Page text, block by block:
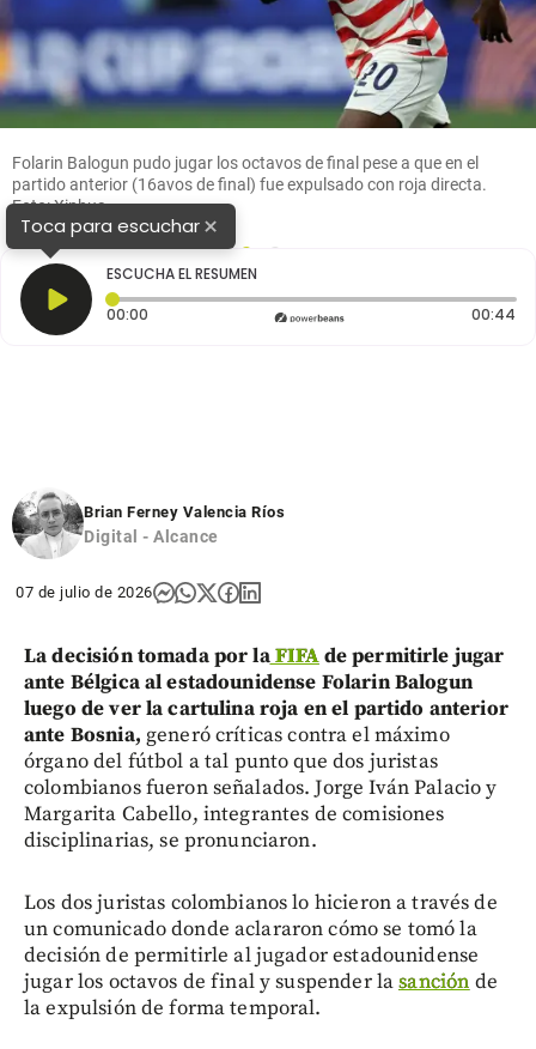
Folarin Balogun pudo jugar los octavos de final pese a que en el
partido anterior (16avos de final) fue expulsado con roja directa.
Foto: Xinhua
Toca para escuchar×
ESCUCHA EL RESUMEN
00:00 Tiempo transcurrido: 0 segundos 00:44
Brian Ferney Valencia Ríos
Digital - Alcance
07 de julio de 2026
La decisión tomada por laFIFAde permitirle jugar
ante Bélgica al estadounidense Folarin Balogun
luego de ver la cartulina roja en el partido anterior
ante Bosnia, generó críticas contra el máximo
órgano del fútbol a tal punto que dos juristas
colombianos fueron señalados. Jorge Iván Palacio y
Margarita Cabello, integrantes de comisiones
disciplinarias, se pronunciaron.
Los dos juristas colombianos lo hicieron a través de
un comunicado donde aclararon cómo se tomó la
decisión de permitirle al jugador estadounidense
jugar los octavos de final y suspender lasanción de
la expulsión de forma temporal.